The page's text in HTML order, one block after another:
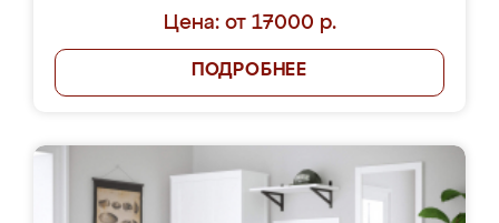
Цена: от 17000 р.
ПОДРОБНЕЕ